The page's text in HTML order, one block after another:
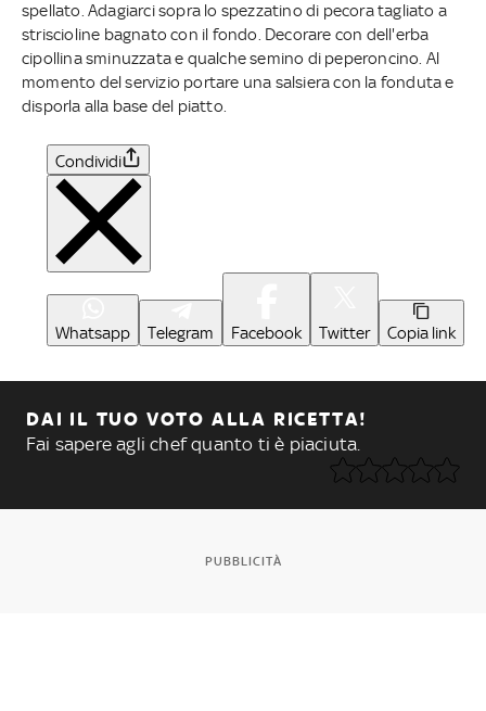
spellato. Adagiarci sopra lo spezzatino di pecora tagliato a
striscioline bagnato con il fondo. Decorare con dell'erba
cipollina sminuzzata e qualche semino di peperoncino. Al
momento del servizio portare una salsiera con la fonduta e
disporla alla base del piatto.
Condividi
Whatsapp Telegram Facebook Twitter Copia link
DAI IL TUO VOTO ALLA RICETTA!
Fai sapere agli chef quanto ti è piaciuta.
PUBBLICITÀ